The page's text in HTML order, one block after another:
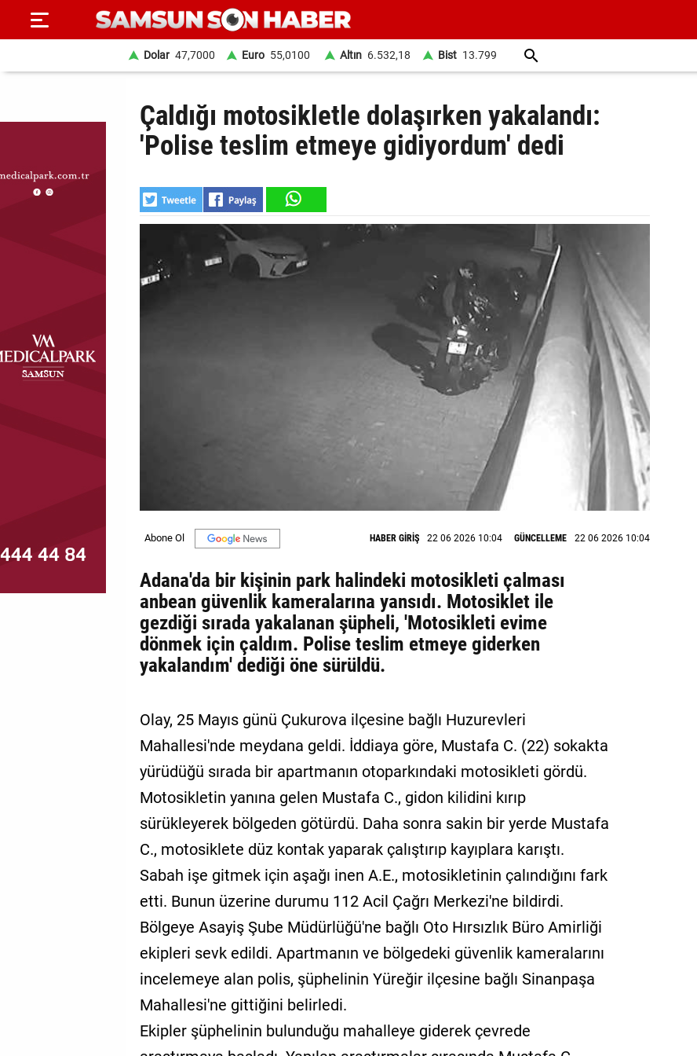
SAYFA
HABER
DÜNYA
MAGAZİN
Künye
İletişim
Dolar 47,7000 Euro 55,0100 Altın 6.532,18 Bist 13.799
Çaldığı motosikletle dolaşırken yakalandı:
'Polise teslim etmeye gidiyordum' dedi
HABER GİRİŞ 22 06 2026 10:04 GÜNCELLEME 22 06 2026 10:04
Adana'da bir kişinin park halindeki motosikleti çalması
anbean güvenlik kameralarına yansıdı. Motosiklet ile
gezdiği sırada yakalanan şüpheli, 'Motosikleti evime
dönmek için çaldım. Polise teslim etmeye giderken
yakalandım' dediği öne sürüldü.
Olay, 25 Mayıs günü Çukurova ilçesine bağlı Huzurevleri
Mahallesi'nde meydana geldi. İddiaya göre, Mustafa C. (22) sokakta
yürüdüğü sırada bir apartmanın otoparkındaki motosikleti gördü.
Motosikletin yanına gelen Mustafa C., gidon kilidini kırıp
sürükleyerek bölgeden götürdü. Daha sonra sakin bir yerde Mustafa
C., motosiklete düz kontak yaparak çalıştırıp kayıplara karıştı.
Sabah işe gitmek için aşağı inen A.E., motosikletinin çalındığını fark
etti. Bunun üzerine durumu 112 Acil Çağrı Merkezi'ne bildirdi.
Bölgeye Asayiş Şube Müdürlüğü'ne bağlı Oto Hırsızlık Büro Amirliği
ekipleri sevk edildi. Apartmanın ve bölgedeki güvenlik kameralarını
incelemeye alan polis, şüphelinin Yüreğir ilçesine bağlı Sinanpaşa
Mahallesi'ne gittiğini belirledi.
Ekipler şüphelinin bulunduğu mahalleye giderek çevrede